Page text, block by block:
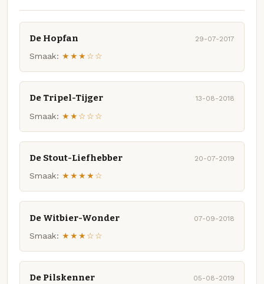
De Hopfan 29-07-2017
Smaak: ★★★☆☆
De Tripel-Tijger 13-08-2018
Smaak: ★★☆☆☆
De Stout-Liefhebber 20-07-2019
Smaak: ★★★★☆
De Witbier-Wonder 07-09-2018
Smaak: ★★★☆☆
De Pilskenner 05-08-2019